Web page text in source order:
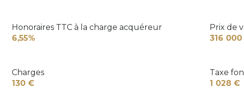
Prix de
316
Honoraires TTC à la charge acquéreur
6,55%
Charges
130 €
Taxe
1 028 €